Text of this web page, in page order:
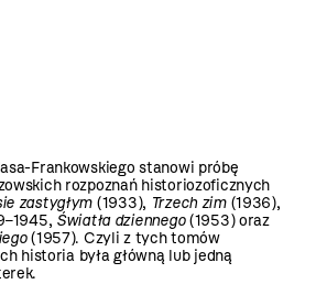
Frankowskiego stanowi próbę
rozpoznań historiozoficznych
zastygłym (1933), Trzech zim(1936),
Światła dziennego(1953) oraz
(1957). Czyli z tych tomów
historia była główną lub jedną